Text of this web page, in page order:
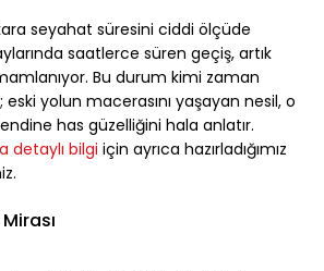
seyahat süresini ciddi ölçüde
saatlerce süren geçiş, artık
Bu durum kimi zaman
yolun macerasını yaşayan nesil, o
has güzelliğini hala anlatır.
detaylı bilgi için ayrıca hazırladığımız